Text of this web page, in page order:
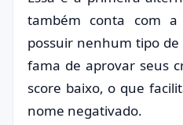
também conta com a
possuir nenhum tipo de
fama de aprovar seus
score baixo, o que
nome negativado.